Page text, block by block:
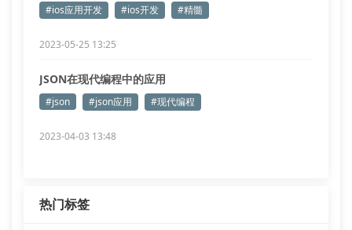
#ios应用开发 #ios开发 #精髓
2023-05-25 13:25
JSON在现代编程中的应用
#json #json应用 #现代编程
2023-04-03 13:48
热门标签